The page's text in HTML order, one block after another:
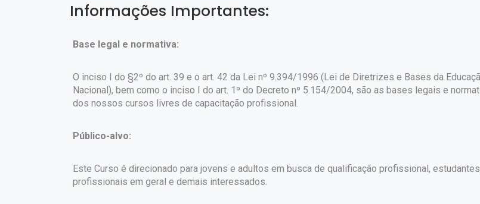
Informações Importantes:
Base legal e normativa:
O inciso I do §2º do art. 39 e o art. 42 da Lei nº 9.394/1996 (Lei de Diretrizes e Bases da
Nacional), bem como o inciso I do art. 1º do Decreto nº 5.154/2004, são as bases legais e
dos nossos cursos livres de capacitação profissional.
Público-alvo:
Este Curso é direcionado para jovens e adultos em busca de qualificação profissional,
profissionais em geral e demais interessados.